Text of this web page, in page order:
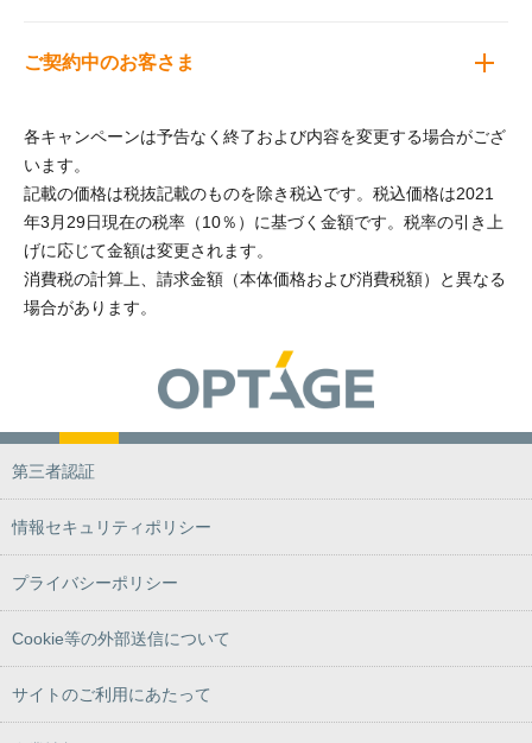
ご契約中のお客さま
各キャンペーンは予告なく終了および内容を変更する場合がござ
います。
記載の価格は税抜記載のものを除き税込です。税込価格は2021
年3月29日現在の税率（10％）に基づく金額です。税率の引き上
げに応じて金額は変更されます。
消費税の計算上、請求金額（本体価格および消費税額）と異なる
場合があります。
第三者認証
情報セキュリティポリシー
プライバシーポリシー
Cookie等の外部送信について
サイトのご利用にあたって